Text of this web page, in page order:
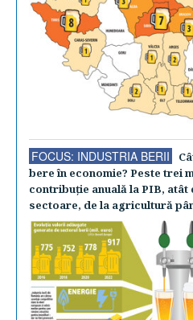
FOCUS: INDUSTRIA BERII
bere în economie? Peste trei
contribuţie anuală la PIB, atât
sectoare, de la agricultură